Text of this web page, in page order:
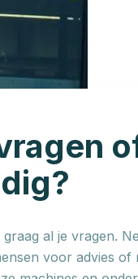
al je vragen.
voor advies of